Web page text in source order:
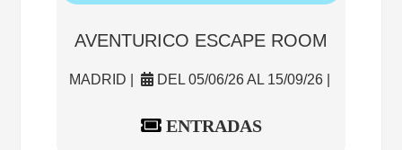
AVENTURICO ESCAPE ROOM
MADRID | DEL 05/06/26 AL 15/09/26 |
ENTRADAS